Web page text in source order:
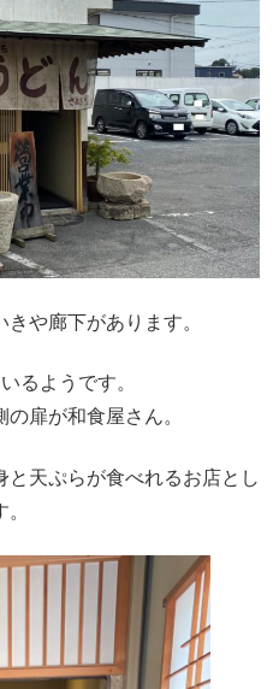
や廊下があります。
るようです。
扉が和食屋さん。
天ぷらが食べれるお店とし